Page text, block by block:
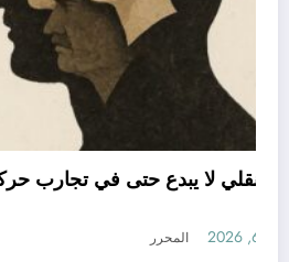
العقل النقلي لا يبدع حتى في
أغسطس 6, 2026